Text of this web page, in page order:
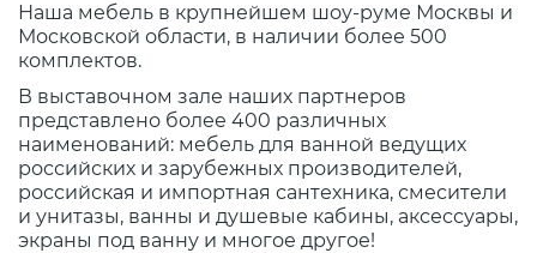
Наша мебель в крупнейшем шоу-руме Москвы и
Московской области, в наличии более 500
комплектов.
В выставочном зале наших партнеров
представлено более 400 различных
наименований: мебель для ванной ведущих
российских и зарубежных производителей,
российская и импортная сантехника, смесители
и унитазы, ванны и душевые кабины, аксессуары,
экраны под ванну и многое другое!